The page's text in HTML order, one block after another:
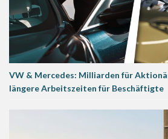
VW & Mercedes: Milliarden für
längere Arbeitszeiten für Beschäftigte